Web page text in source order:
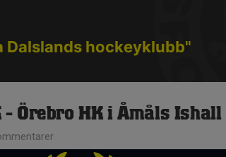
Dalslands hockeyklubb"
Örebro HK i Åmåls Ishall